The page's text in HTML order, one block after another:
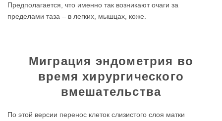
Предполагается, что именно так возникают очаги за
пределами таза – в легких, мышцах, коже.
Миграция эндометрия во
время хирургического
вмешательства
По этой версии перенос клеток слизистого слоя матки